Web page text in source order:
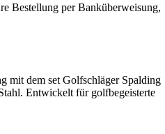
Bestellung per Banküberweisung,
mit dem set Golfschläger Spalding
Entwickelt für golfbegeisterte